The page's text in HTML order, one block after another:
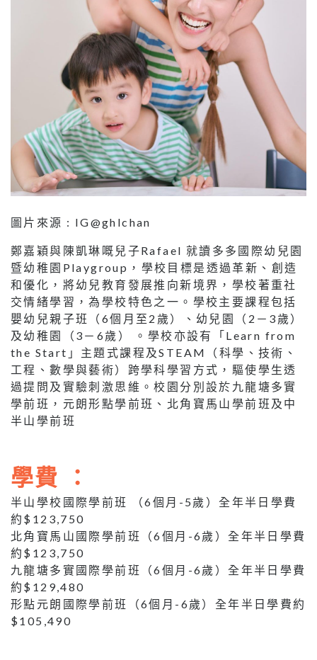
圖片來源 : IG@ghlchan
鄭嘉穎與陳凱琳嘅兒子Rafael 就讀多多國際幼兒園
暨幼稚園Playgroup，學校目標是透過革新、創造
和優化，將幼兒教育發展推向新境界，學校著重社
交情緒學習，為學校特色之一。學校主要課程包括
嬰幼兒親子班（6個月至2歲）、幼兒園（2－3歲）
及幼稚園（3－6歲） 。學校亦設有「Learn from
the Start」主題式課程及STEAM（科學、技術、
工程、數學與藝術）跨學科學習方式，驅使學生透
過提問及實驗刺激思維。校園分別設於九龍塘多實
學前班，元朗形點學前班、北角寶馬山學前班及中
半山學前班
學費 ：
半山學校國際學前班 （6個月-5歲）全年半日學費
約$123,750
北角寶馬山國際學前班（6個月-6歲）全年半日學費
約$123,750
九龍塘多實國際學前班（6個月-6歲）全年半日學費
約$129,480
形點元朗國際學前班（6個月-6歲）全年半日學費約
$105,490